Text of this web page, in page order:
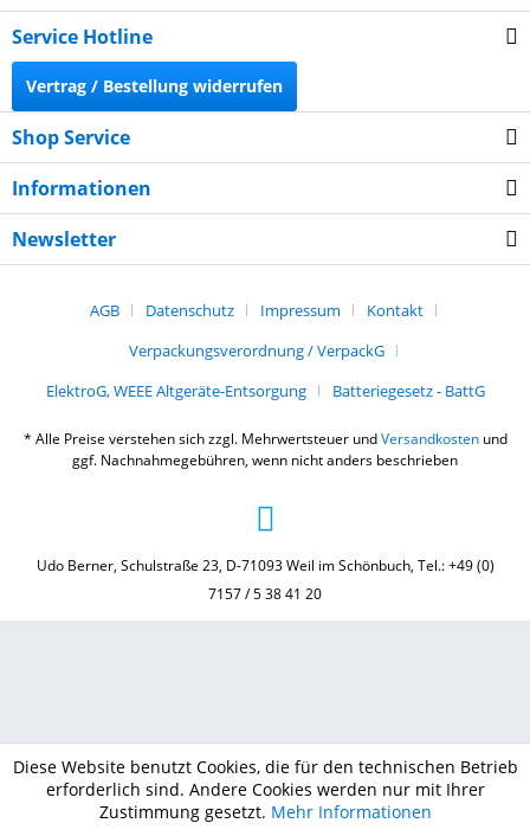
Service Hotline
Vertrag / Bestellung widerrufen
Shop Service
Informationen
Newsletter
AGB Datenschutz Impressum
Kontakt
Verpackungsverordnung / VerpackG
ElektroG, WEEE Altgeräte-Entsorgung
Batteriegesetz - BattG
* Alle Preise verstehen sich zzgl. Mehrwertsteuer undVersandkostenund
ggf. Nachnahmegebühren, wenn nicht anders beschrieben
Udo Berner, Schulstraße 23, D-71093 Weil im Schönbuch, Tel.: +49 (0)
7157 / 5 38 41 20
Diese Website benutzt Cookies, die für den technischen Betrieb
erforderlich sind. Andere Cookies werden nur mit Ihrer
Zustimmung gesetzt. Mehr Informationen